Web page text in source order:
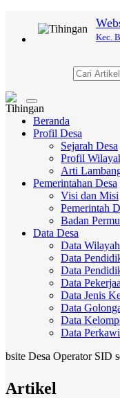
Kec.
Toggle
navigation
Beranda
Profil Desa
Sejarah Desa
Profil
Arti
Pemerintahan Desa
Visi dan Misi
Pemerintah
Badan
Data Desa
Data
Data
Data
Data
Data Jenis
Data
Data
Data
Operator SID se-
Artikel